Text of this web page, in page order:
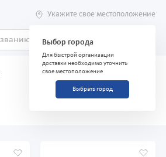
Укажите свое местоположение
Выбор города
Для быстрой организации
доставки необходимо уточнить
свое местоположение
Выбрать город